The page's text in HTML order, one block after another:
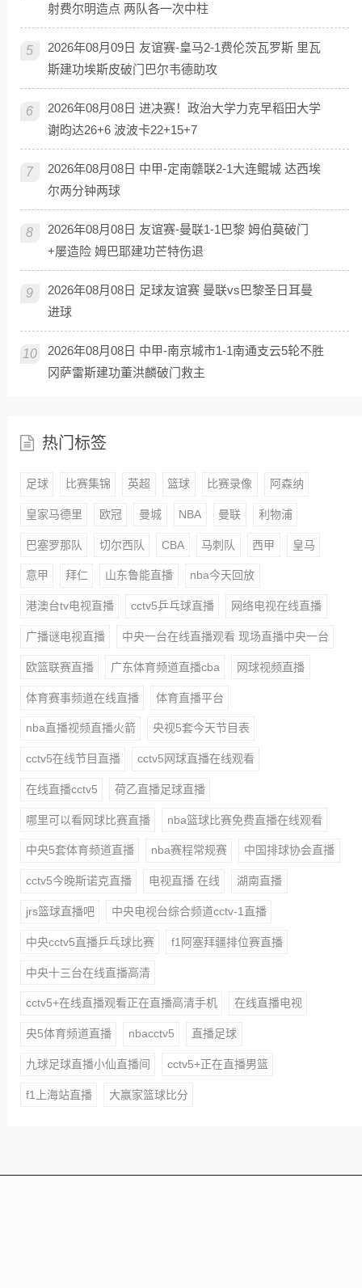
射费尔明造点 两队各一次中柱
5
2026年08月09日 友谊赛-皇马2-1费伦茨瓦罗斯 里瓦
斯建功埃斯皮破门巴尔韦德助攻
6
2026年08月08日 进决赛！政治大学力克早稻田大学
谢昀达26+6 波波卡22+15+7
7
2026年08月08日 中甲-定南赣联2-1大连鲲城 达西埃
尔两分钟两球
8
2026年08月08日 友谊赛-曼联1-1巴黎 姆伯莫破门
+屡造险 姆巴耶建功芒特伤退
9
2026年08月08日 足球友谊赛 曼联vs巴黎圣日耳曼
进球
10
2026年08月08日 中甲-南京城市1-1南通支云5轮不胜
冈萨雷斯建功董洪麟破门救主
热门标签
足球 比赛集锦 英超 篮球 比赛录像 阿森纳
皇家马德里 欧冠 曼城 NBA 曼联 利物浦
巴塞罗那队 切尔西队 CBA 马刺队 西甲 皇马
意甲 拜仁 山东鲁能直播 nba今天回放
港澳台tv电视直播 cctv5乒乓球直播 网络电视在线直播
广播谜电视直播 中央一台在线直播观看 现场直播中央一台
欧篮联赛直播 广东体育频道直播cba 网球视频直播
体育赛事频道在线直播 体育直播平台
nba直播视频直播火箭 央视5套今天节目表
cctv5在线节目直播 cctv5网球直播在线观看
在线直播cctv5 荷乙直播足球直播
哪里可以看网球比赛直播 nba篮球比赛免费直播在线观看
中央5套体育频道直播 nba赛程常规赛 中国排球协会直播
cctv5今晚斯诺克直播 电视直播 在线 湖南直播
jrs篮球直播吧 中央电视台综合频道cctv-1直播
中央cctv5直播乒乓球比赛 f1阿塞拜疆排位赛直播
中央十三台在线直播高清
cctv5+在线直播观看正在直播高清手机 在线直播电视
央5体育频道直播 nbacctv5 直播足球
九球足球直播小仙直播间 cctv5+正在直播男篮
f1上海站直播 大赢家篮球比分